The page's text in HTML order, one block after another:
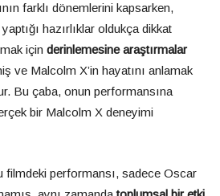
farklı dönemlerini kapsarken,
hazırlıklar oldukça dikkat
için derinlemesine araştırmalar
ve Malcolm X’in hayatını anlamak
Bu çaba, onun performansına
bir Malcolm X deneyimi
filmdeki performansı, sadece Oscar